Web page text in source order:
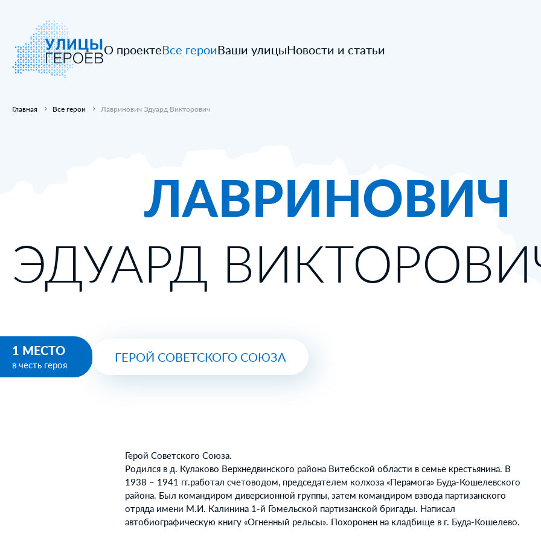
О проектеВсе героиВаши улицыНовости и статьи
Главная Все герои Лавринович Эдуард Викторович
ЛАВРИНОВИЧ
ЭДУАРД
1 МЕСТО
в честь героя
ГЕРОЙ СОВЕТСКОГО СОЮЗА
Герой Советского Союза.
Родился в д. Кулаково Верхнедвинского района Витебской области в семье крестьянина. В
1938 – 1941 гг.работал счетоводом, председателем колхоза «Перамога» Буда-Кошелевского
района. Был командиром диверсионной группы, затем командиром взвода партизанского
отряда имени М.И. Калинина 1-й Гомельской партизанской бригады. Написал
автобиографическую книгу «Огненный рельсы». Похоронен на кладбище в г. Буда-Кошелево.